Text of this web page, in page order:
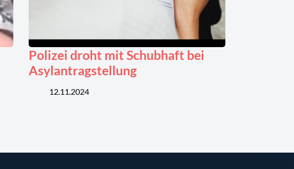
Polizei droht mit Schubhaft bei
Asylantragstellung
12.11.2024